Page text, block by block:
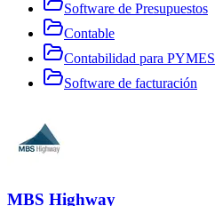
Software de Presupuestos
Contable
Contabilidad para PYMES
Software de facturación
MBS Highway